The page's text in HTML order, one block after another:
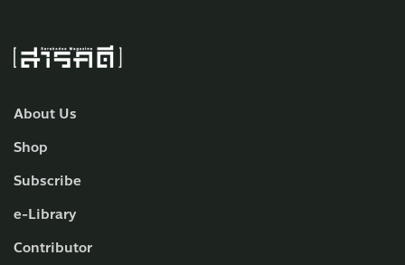
About Us
Shop
Subscribe
e-Library
Contributor